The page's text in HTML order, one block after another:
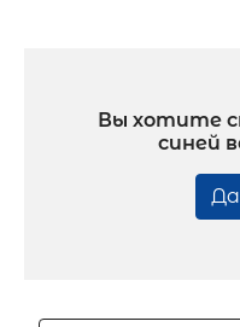
Вы хотите
синей
Да